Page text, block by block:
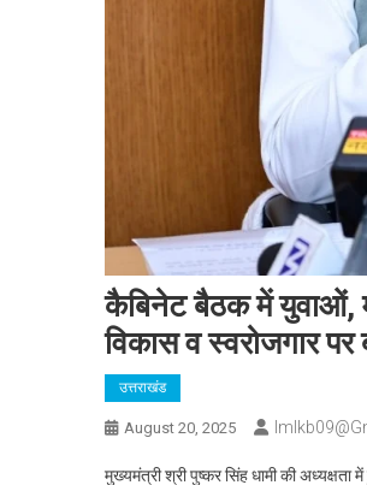
कैबिनेट बैठक में युवाओं,
विकास व स्वरोजगार पर
उत्तराखंड
August 20, 2025
मुख्यमंत्री श्री पुष्कर सिंह धामी की अध्यक्षता